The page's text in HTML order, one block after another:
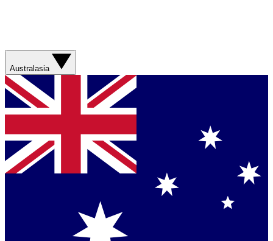
Australasia